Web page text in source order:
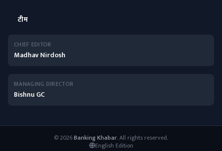
टीम
CHIEF EDITOR
Madhav Nirdosh
MANAGING DIRECTOR
Bishnu GC
© 2026Banking Khabar. All rights reserved.
English Edition